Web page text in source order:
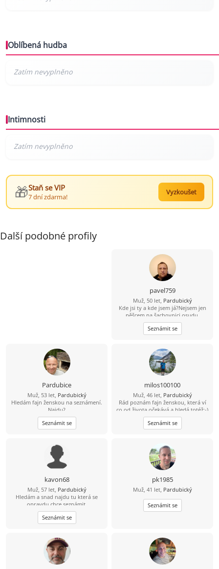
Oblíbená hudba
Intimnosti
🎁Staň se VIP
7 dní zdarma!
Vyzkoušet
Další podobné profily
pavel759
Muž, 50 let, Pardubický
Kde jsi ty a kde jsem já?Nejsem jen
pěšcem na šachovnici osudu.
Seznámit se
Pardubice
Muž, 53 let, Pardubický
Hledám fajn ženskou na seznámení.
Najdu?
Seznámit se
milos100100
Muž, 46 let, Pardubický
Rád poznám fajn ženskou, která ví
co od života očekává a hledá totéž:-)
Seznámit se
kavon68
Muž, 57 let, Pardubický
Hledám a snad najdu tu která se
opravdu chce seznámit.
Seznámit se
pk1985
Muž, 41 let, Pardubický
Seznámit se